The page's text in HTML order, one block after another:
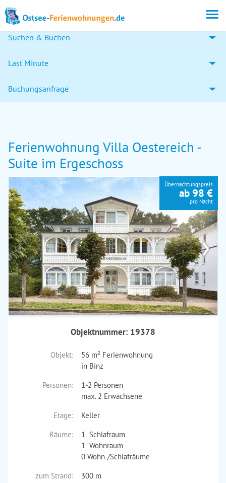
Suchen & Buchen
Last Minute
Buchungsanfrage
Ferienwohnung Villa Oestereich -
Suite im Ergeschoss
›
Übernachtungspreis
ab 98 €
pro Nacht
Objektnummer: 19378
Objekt:
56 m² Ferienwohnung
in Binz
Personen:
1-2 Personen
max. 2 Erwachsene
Etage:
Keller
Räume:
1 Schlafraum
1 Wohnraum
0 Wohn-/Schlafräume
zum Strand:
300 m